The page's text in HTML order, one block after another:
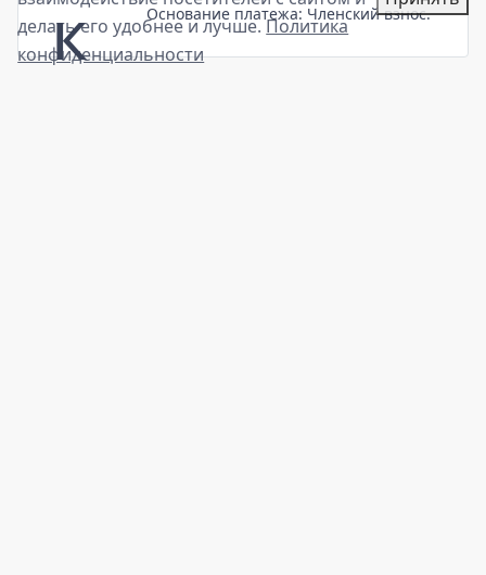
Основание платежа: Членский взнос.
делать его удобнее и лучше.Политика
конфиденциальности